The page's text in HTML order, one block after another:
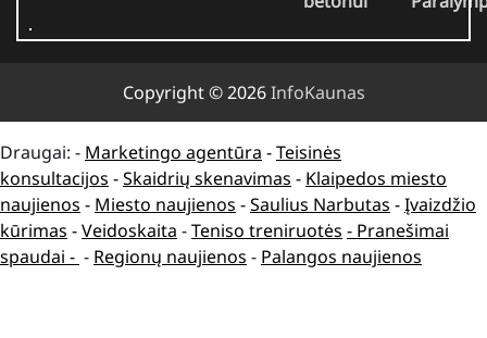
Copyright © 2026InfoKaunas
Draugai: - Marketingo agentūra -Teisinės
konsultacijos -Skaidrių skenavimas - Klaipedos miesto
naujienos - Miesto naujienos -Saulius Narbutas -Įvaizdžio
kūrimas -Veidoskaita -Teniso treniruotės - Pranešimai
spaudai - - Regionų naujienos - Palangos naujienos